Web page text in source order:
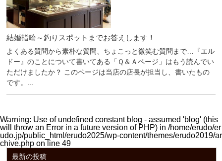
結婚指輪～釣りスポットまでお答えします！
よくある質問から素朴な質問、ちょこっと微笑む質問まで…『エル
ドー』のことについて書いてある「Ｑ＆Ａページ」はもう読んでい
ただけましたか？ このページは当店の店長が担当し、書いたもの
です。...
Warning: Use of undefined constant blog - assumed 'blog' (this
will throw an Error in a future version of PHP) in /home/erudo/er
udo.jp/public_html/erudo2025/wp-content/themes/erudo2019/ar
chive.php on line 49
最新の投稿